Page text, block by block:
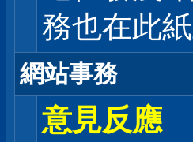
務也在此
網站事務
意見反應